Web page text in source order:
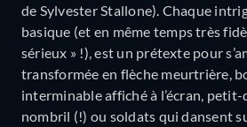
de Sylvester Stallone). Chaque
basique (et en même temps très
sérieux » !), est un prétexte pour
transformée en flèche meurtrière,
interminable affiché à l’écran,
nombril (!) ou soldats qui dansent